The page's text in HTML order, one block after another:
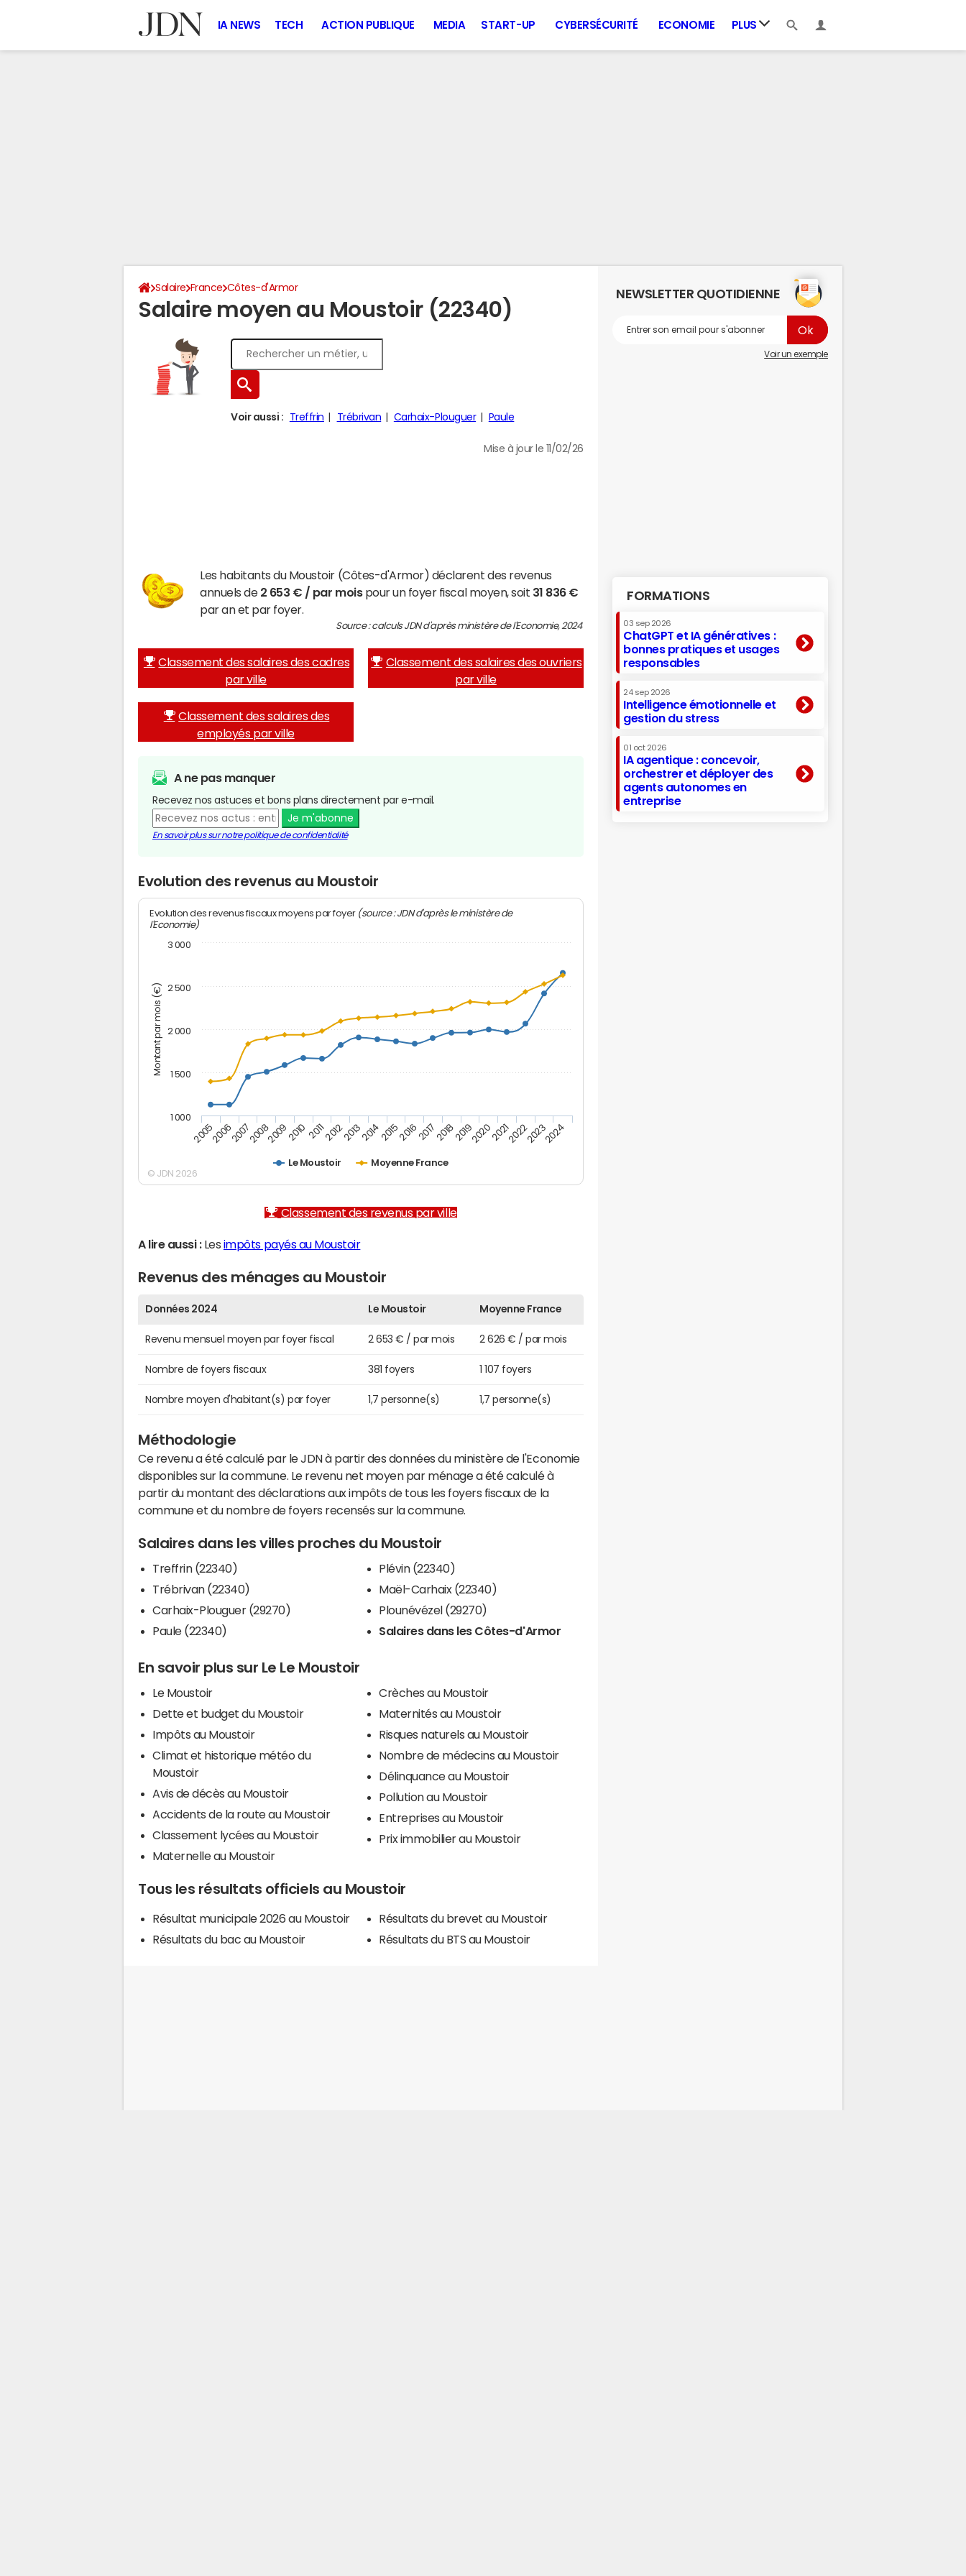
IA NEWS TECH ACTION PUBLIQUE MEDIA START-UP CYBERSÉCURITÉ ECONOMIE PLUS
Salaire France Côtes-d'Armor
Salaire moyen au Moustoir (22340)
Voir aussi : Treffrin Trébrivan Carhaix-Plouguer Paule
Mise à jour le 11/02/26
Les habitants du Moustoir (Côtes-d'Armor) déclarent des revenus
annuels de 2 653 € / par moispour un foyer fiscal moyen, soit 31 836 €
par an et par foyer.
Source : calculs JDN d'après ministère de l'Economie, 2024
Classement des salaires des cadres
par ville
Classement des salaires des ouvriers
par ville
Classement des salaires des
employés par ville
A ne pas manquer
Recevez nos astuces et bons plans directement par e-mail.
Je m'abonne
En savoir plus sur notre politique de confidentialité
Evolution des revenus au Moustoir
Montant par mois (€)
Evolution des revenus fiscaux moyens par foyer (source : JDN d'après le ministère de
l'Economie)
Le Moustoir Moyenne France
200520062007200820092010 20112012201320142015201620172018201920202021202220232024
1 000
1 500
2 000
2 500
3 000
© JDN 2026
Classement des revenus par ville
A lire aussi :Les impôts payés au Moustoir
Revenus des ménages au Moustoir
Données 2024 Le Moustoir Moyenne France
Revenu mensuel moyen par foyer fiscal 2 653 € / par mois 2 626 € / par mois
Nombre de foyers fiscaux 381 foyers 1 107 foyers
Nombre moyen d'habitant(s) par foyer 1,7 personne(s) 1,7 personne(s)
Méthodologie
Ce revenu a été calculé par le JDN à partir des données du ministère de l'Economie
disponibles sur la commune. Le revenu net moyen par ménage a été calculé à
partir du montant des déclarations aux impôts de tous les foyers fiscaux de la
commune et du nombre de foyers recensés sur la commune.
Salaires dans les villes proches du Moustoir
Treffrin (22340)
Trébrivan (22340)
Carhaix-Plouguer (29270)
Paule (22340)
Plévin (22340)
Maël-Carhaix (22340)
Plounévézel (29270)
Salaires dans les Côtes-d'Armor
En savoir plus sur Le Le Moustoir
Le Moustoir
Dette et budget du Moustoir
Impôts au Moustoir
Climat et historique météo du
Moustoir
Avis de décès au Moustoir
Accidents de la route au Moustoir
Classement lycées au Moustoir
Maternelle au Moustoir
Crèches au Moustoir
Maternités au Moustoir
Risques naturels au Moustoir
Nombre de médecins au Moustoir
Délinquance au Moustoir
Pollution au Moustoir
Entreprises au Moustoir
Prix immobilier au Moustoir
Tous les résultats officiels au Moustoir
Résultat municipale 2026 au Moustoir
Résultats du bac au Moustoir
Résultats du brevet au Moustoir
Résultats du BTS au Moustoir
NEWSLETTER QUOTIDIENNE
Voir un exemple
FORMATIONS
03 sep 2026
ChatGPT et IA génératives :
bonnes pratiques et usages
responsables
24 sep 2026
Intelligence émotionnelle et
gestion du stress
01 oct 2026
IA agentique : concevoir,
orchestrer et déployer des
agents autonomes en
entreprise